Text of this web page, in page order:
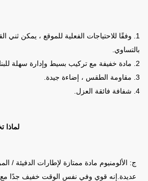
1. وفقًا للاحتياجات الفعلية للموقع ، يمكن
بالتساوي.
2. مادة خفيفة مع تركيب بسيط وإدارة سهلة للبناء.
3. مقاومة الطقس ، إضاءة جيدة.
4. شفافة فائقة العزل.
لماذا
ج: الألومنيوم مادة ممتازة لإطارات الدفيئة /
عديدة.إنه قوي وفي نفس الوقت خفيف جدًا